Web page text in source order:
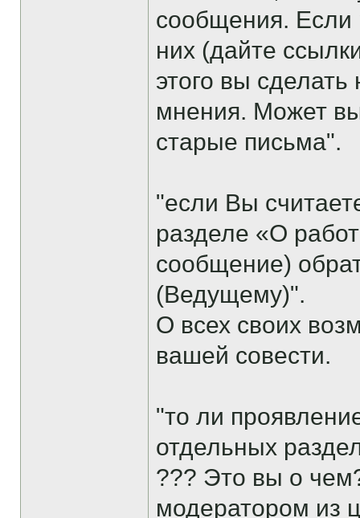
сообщения. Если
них (дайте
этого вы
мнения. Может
старые письма".
"если Вы
разделе «О
сообщение)
(Ведущему)".
О всех своих
вашей совести.
"то ли
отдельных
??? Это вы о
модератором из